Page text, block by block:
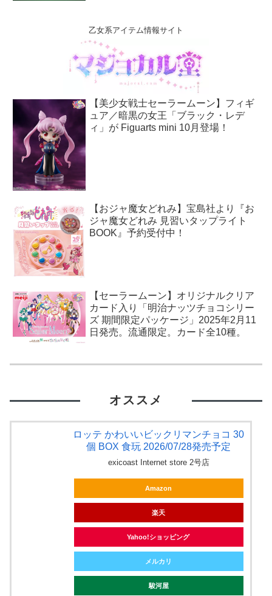
乙女系アイテム情報サイト
【美少女戦士セーラームーン】フィギ
ュア／暗黒の女王「ブラック・レデ
ィ」が Figuarts mini 10月登場！
【おジャ魔女どれみ】宝島社より『お
ジャ魔女どれみ 見習いタップライト
BOOK』予約受付中！
【セーラームーン】オリジナルクリア
カード入り「明治ナッツチョコシリー
ズ 期間限定パッケージ」2025年2月11
日発売。流通限定。カード全10種。
オススメ
ロッテ かわいいビックリマンチョコ 30
個 BOX 食玩 2026/07/28発売予定
exicoast Internet store 2号店
Amazon
楽天
Yahoo!ショッピング
メルカリ
駿河屋